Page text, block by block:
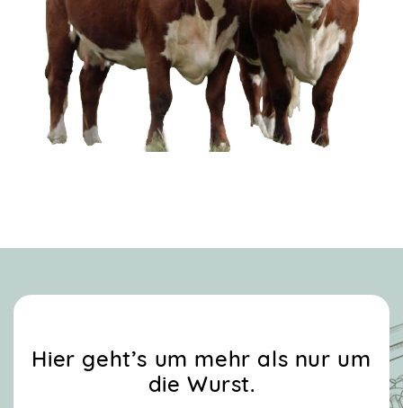
Hier geht’s um mehr als nur um
die Wurst.